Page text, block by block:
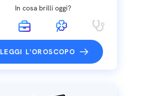
In cosa brilli oggi?
LEGGI L'OROSCOPO